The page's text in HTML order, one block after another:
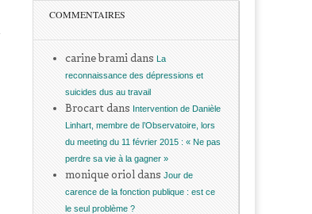
COMMENTAIRES
carine bramidans La
reconnaissance des dépressions et
suicides dus au travail
Brocartdans Intervention de Danièle
Linhart, membre de l’Observatoire, lors
du meeting du 11 février 2015 : « Ne pas
perdre sa vie à la gagner »
monique orioldans Jour de
carence de la fonction publique : est ce
le seul problème ?